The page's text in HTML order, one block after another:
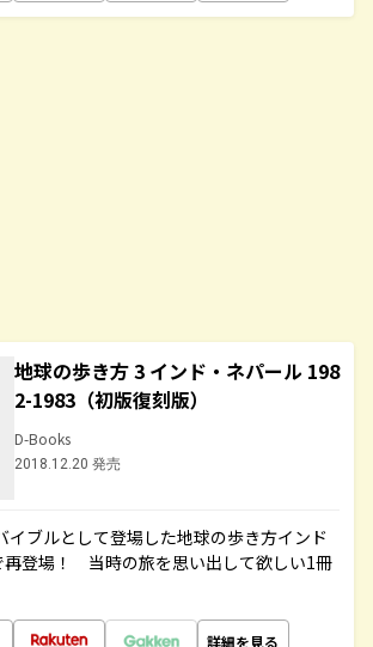
地球の歩き方 3 インド・ネパール 198
2-1983（初版復刻版）
D-Books
2018.12.20 発売
イブルとして登場した地球の歩き方インド
再登場！ 当時の旅を思い出して欲しい1冊
詳細を見る